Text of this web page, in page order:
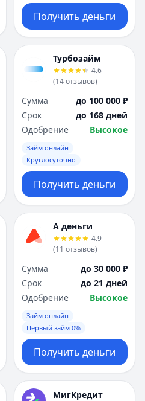
Получить деньги
Турбозайм
4.6
(14отзывов)
Сумма
до 100 000 ₽
Срок
до 168 дней
Одобрение
Высокое
Займ онлайн
Круглосуточно
Получить деньги
А деньги
4.9
(11 отзывов)
Сумма
до 30 000 ₽
Срок
до 21 дней
Одобрение
Высокое
Займ онлайн
Первый займ 0%
Получить деньги
МигКредит